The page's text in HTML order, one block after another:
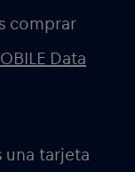
comprar
Data
una tarjeta